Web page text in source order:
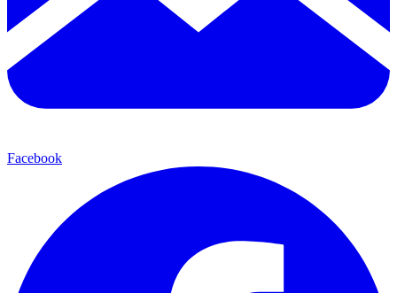
Facebook